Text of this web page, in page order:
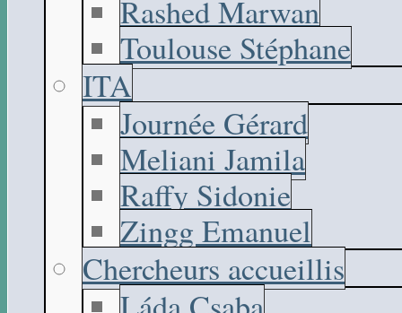
Rashed Marwan
Toulouse Stéphane
ITA
Journée Gérard
Meliani Jamila
Raffy Sidonie
Zingg Emanuel
Chercheurs accueillis